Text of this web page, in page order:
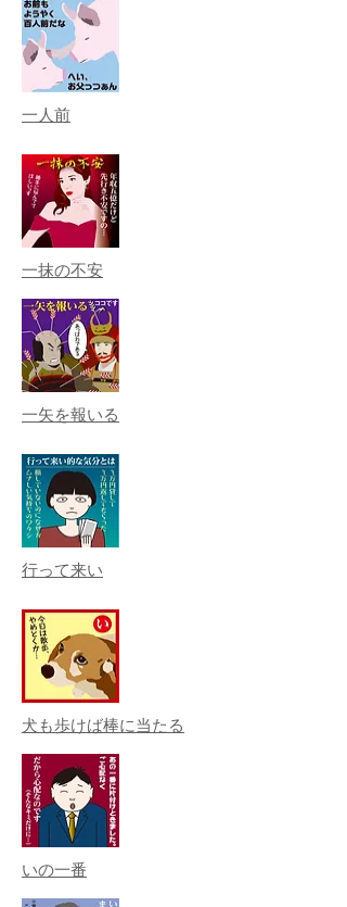
一人前
一抹の不安
一矢を報いる
行って来い
犬も歩けば棒に当たる
いの一番